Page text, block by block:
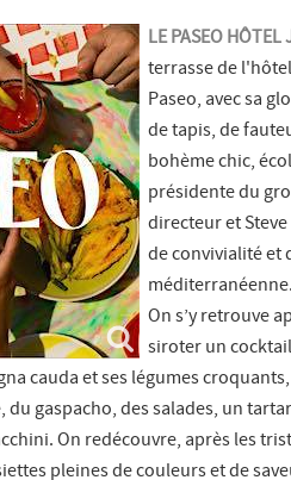
LE PASEO HÔTEL
terrasse de
Paseo, avec sa
de tapis, de
bohème chic,
présidente du
directeur et
de convivialité et
méditerranéenne.
On s’y retrouve
siroter un
cauda et ses légumes
du gaspacho, des salades, un
On redécouvre, après les
pleines de couleurs et de